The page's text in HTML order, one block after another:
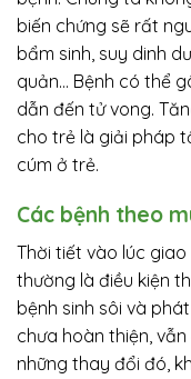
biến chứng sẽ rất
bẩm sinh, suy dinh
quản… Bệnh có thể
dẫn đến tử vong.
cho trẻ là giải pháp
cúm ở trẻ.
Các bệnh theo
Thời tiết vào lúc
thường là điều kiện
bệnh sinh sôi và
chưa hoàn thiện,
những thay đổi đó,